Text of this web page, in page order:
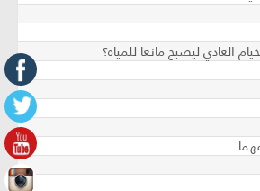
العادي ليصبح مانعا للمياه؟